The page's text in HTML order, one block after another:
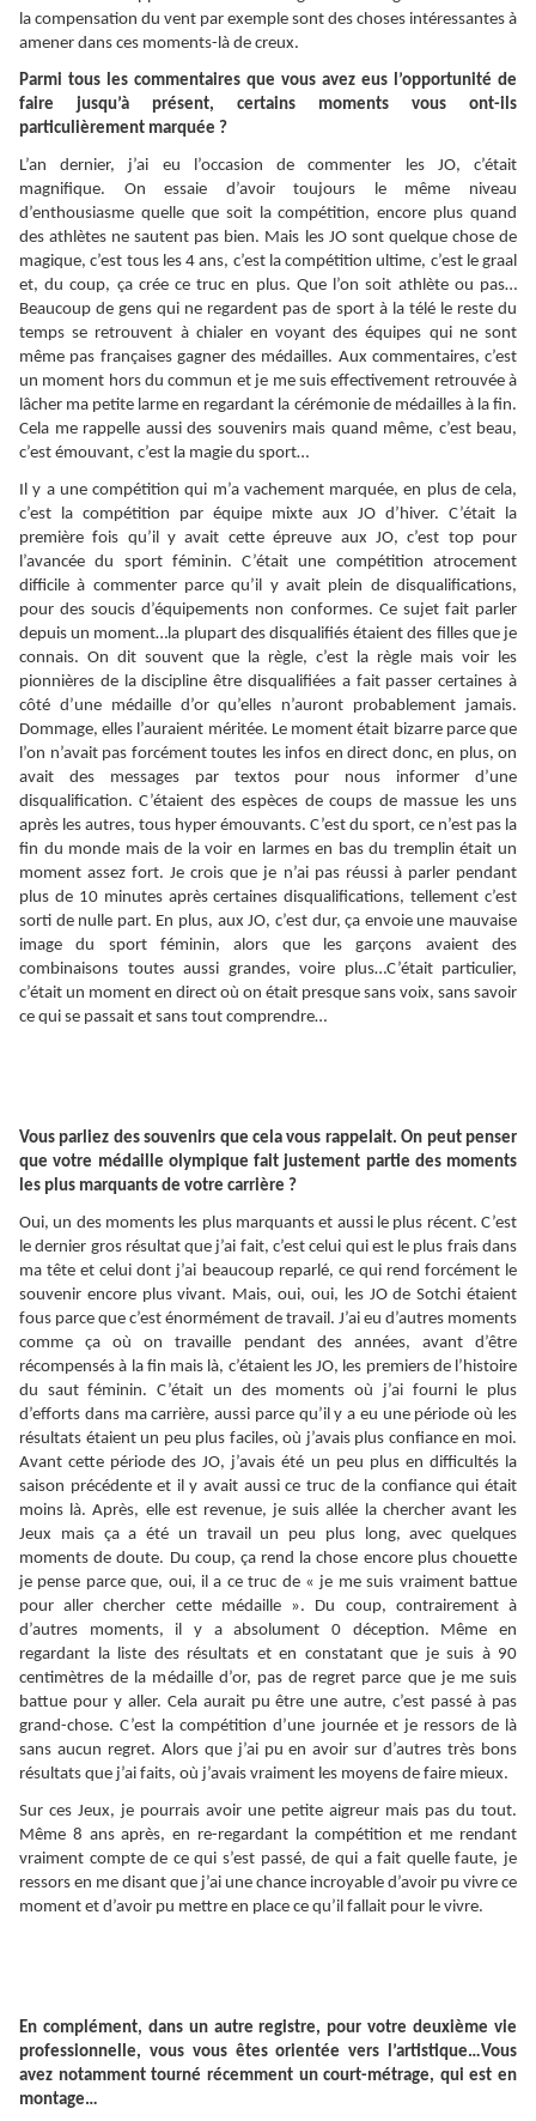
la compensation du vent par exemple sont des choses intéressantes à
amener dans ces moments-là de creux.
Parmi tous les commentaires que vous avez eus l’opportunité de
faire jusqu’à présent, certains moments vous ont-ils
particulièrement marquée ?
L’an dernier, j’ai eu l’occasion de commenter les JO, c’était
magnifique. On essaie d’avoir toujours le même niveau
d’enthousiasme quelle que soit la compétition, encore plus quand
des athlètes ne sautent pas bien. Mais les JO sont quelque chose de
magique, c’est tous les 4 ans, c’est la compétition ultime, c’est le graal
et, du coup, ça crée ce truc en plus. Que l’on soit athlète ou pas…
Beaucoup de gens qui ne regardent pas de sport à la télé le reste du
temps se retrouvent à chialer en voyant des équipes qui ne sont
même pas françaises gagner des médailles. Aux commentaires, c’est
un moment hors du commun et je me suis effectivement retrouvée à
lâcher ma petite larme en regardant la cérémonie de médailles à la fin.
Cela me rappelle aussi des souvenirs mais quand même, c’est beau,
c’est émouvant, c’est la magie du sport…
Il y a une compétition qui m’a vachement marquée, en plus de cela,
c’est la compétition par équipe mixte aux JO d’hiver. C’était la
première fois qu’il y avait cette épreuve aux JO, c’est top pour
l’avancée du sport féminin. C’était une compétition atrocement
difficile à commenter parce qu’il y avait plein de disqualifications,
pour des soucis d’équipements non conformes. Ce sujet fait parler
depuis un moment…la plupart des disqualifiés étaient des filles que je
connais. On dit souvent que la règle, c’est la règle mais voir les
pionnières de la discipline être disqualifiées a fait passer certaines à
côté d’une médaille d’or qu’elles n’auront probablement jamais.
Dommage, elles l’auraient méritée. Le moment était bizarre parce que
l’on n’avait pas forcément toutes les infos en direct donc, en plus, on
avait des messages par textos pour nous informer d’une
disqualification. C’étaient des espèces de coups de massue les uns
après les autres, tous hyper émouvants. C’est du sport, ce n’est pas la
fin du monde mais de la voir en larmes en bas du tremplin était un
moment assez fort. Je crois que je n’ai pas réussi à parler pendant
plus de 10 minutes après certaines disqualifications, tellement c’est
sorti de nulle part. En plus, aux JO, c’est dur, ça envoie une mauvaise
image du sport féminin, alors que les garçons avaient des
combinaisons toutes aussi grandes, voire plus…C’était particulier,
c’était un moment en direct où on était presque sans voix, sans savoir
ce qui se passait et sans tout comprendre…
Vous parliez des souvenirs que cela vous rappelait. On peut penser
que votre médaille olympique fait justement partie des moments
les plus marquants de votre carrière ?
Oui, un des moments les plus marquants et aussi le plus récent. C’est
le dernier gros résultat que j’ai fait, c’est celui qui est le plus frais dans
ma tête et celui dont j’ai beaucoup reparlé, ce qui rend forcément le
souvenir encore plus vivant. Mais, oui, oui, les JO de Sotchi étaient
fous parce que c’est énormément de travail. J’ai eu d’autres moments
comme ça où on travaille pendant des années, avant d’être
récompensés à la fin mais là, c’étaient les JO, les premiers de l’histoire
du saut féminin. C’était un des moments où j’ai fourni le plus
d’efforts dans ma carrière, aussi parce qu’il y a eu une période où les
résultats étaient un peu plus faciles, où j’avais plus confiance en moi.
Avant cette période des JO, j’avais été un peu plus en difficultés la
saison précédente et il y avait aussi ce truc de la confiance qui était
moins là. Après, elle est revenue, je suis allée la chercher avant les
Jeux mais ça a été un travail un peu plus long, avec quelques
moments de doute. Du coup, ça rend la chose encore plus chouette
je pense parce que, oui, il a ce truc de « je me suis vraiment battue
pour aller chercher cette médaille ». Du coup, contrairement à
d’autres moments, il y a absolument 0 déception. Même en
regardant la liste des résultats et en constatant que je suis à 90
centimètres de la médaille d’or, pas de regret parce que je me suis
battue pour y aller. Cela aurait pu être une autre, c’est passé à pas
grand-chose. C’est la compétition d’une journée et je ressors de là
sans aucun regret. Alors que j’ai pu en avoir sur d’autres très bons
résultats que j’ai faits, où j’avais vraiment les moyens de faire mieux.
Sur ces Jeux, je pourrais avoir une petite aigreur mais pas du tout.
Même 8 ans après, en re-regardant la compétition et me rendant
vraiment compte de ce qui s’est passé, de qui a fait quelle faute, je
ressors en me disant que j’ai une chance incroyable d’avoir pu vivre ce
moment et d’avoir pu mettre en place ce qu’il fallait pour le vivre.
En complément, dans un autre registre, pour votre deuxième vie
professionnelle, vous vous êtes orientée vers l’artistique…Vous
avez notamment tourné récemment un court-métrage, qui est en
montage…